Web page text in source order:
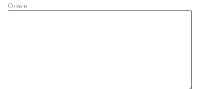
Отзыв